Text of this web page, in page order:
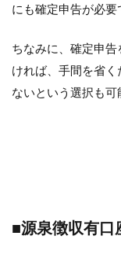
にも確定申告が必要
ちなみに、確定申
ければ、手間を省
ないという選択も
■源泉徴収有口